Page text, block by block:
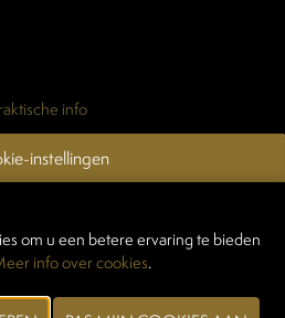
info
ons
instellingen
om u een betere ervaring te bieden
info over cookies.